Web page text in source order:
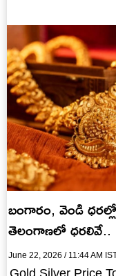
బంగారం, వెండి
తెలంగాణలో ధరలివే..
June 22, 2026 / 11:44 AM
Gold Silver Price